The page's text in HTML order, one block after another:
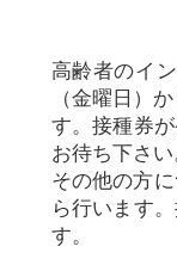
高齢者のイ
（金曜日）
す。接種券
お待ち下さい
その他の方
ら行います
す。